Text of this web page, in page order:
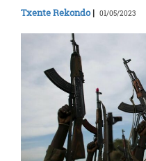
Txente Rekondo| 01/05/2023